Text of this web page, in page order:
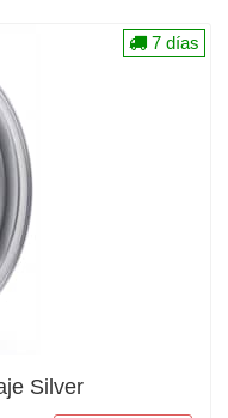
Silver
7 días